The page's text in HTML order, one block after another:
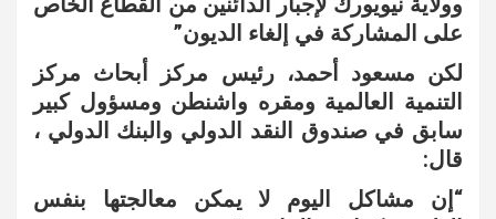
على المشاركة في إلغاء الديون”
لكن مسعود أحمد، رئيس مركز أبحاث مركز
التنمية العالمية ومقره واشنطن ومسؤول كبير
سابق في صندوق النقد الدولي والبنك الدولي ،
قال:
“إن مشاكل اليوم لا يمكن معالجتها بنفس